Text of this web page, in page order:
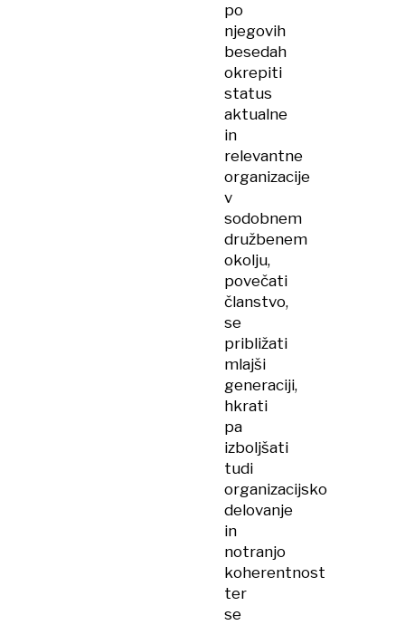
po
njegovih
besedah
okrepiti
status
aktualne
in
relevantne
organizacije
v
sodobnem
družbenem
okolju,
povečati
članstvo,
se
približati
mlajši
generaciji,
hkrati
pa
izboljšati
tudi
organizacijsko
delovanje
in
notranjo
koherentnost
ter
se